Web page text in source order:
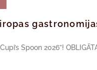
Spoon 2026”!